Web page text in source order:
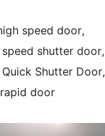
speed door,
shutter door,
Shutter Door,
door